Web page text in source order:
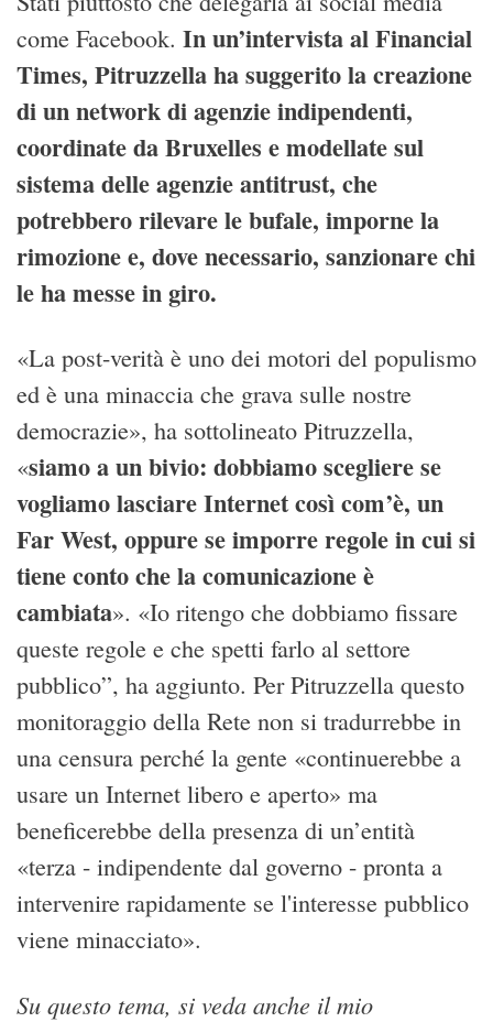
come Facebook. In un’intervista al Financial
Times, Pitruzzella ha suggerito la creazione
di un network di agenzie indipendenti,
coordinate da Bruxelles e modellate sul
sistema delle agenzie antitrust, che
potrebbero rilevare le bufale, imporne la
rimozione e, dove necessario, sanzionare chi
le ha messe in giro.
«La post-verità è uno dei motori del populismo
ed è una minaccia che grava sulle nostre
democrazie», ha sottolineato Pitruzzella,
«siamo a un bivio: dobbiamo scegliere se
vogliamo lasciare Internet così com’è, un
Far West, oppure se imporre regole in cui si
tiene conto che la comunicazione è
cambiata». «Io ritengo che dobbiamo fissare
queste regole e che spetti farlo al settore
pubblico”, ha aggiunto. Per Pitruzzella questo
monitoraggio della Rete non si tradurrebbe in
una censura perché la gente «continuerebbe a
usare un Internet libero e aperto» ma
beneficerebbe della presenza di un’entità
«terza - indipendente dal governo - pronta a
intervenire rapidamente se l'interesse pubblico
viene minacciato».
Su questo tema, si veda anche il mio